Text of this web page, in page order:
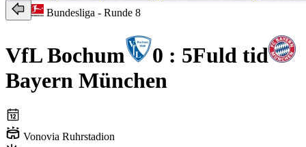
Bundesliga - Runde 8
VfL Bochum 0 : 5Fuld tid
Bayern München
Vonovia Ruhrstadion